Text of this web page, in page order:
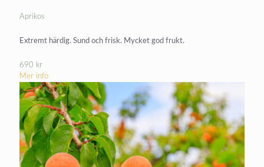
Aprikos
Extremt härdig. Sund och frisk. Mycket god frukt.
690 kr
Mer info